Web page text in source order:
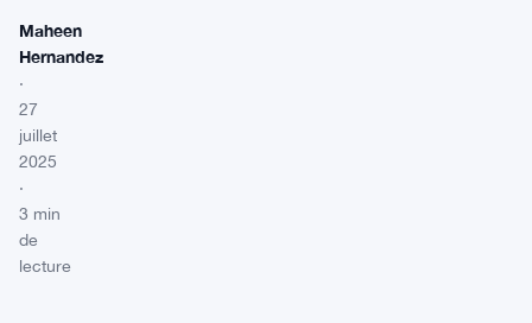
Maheen
Hernandez
·
27
juillet
2025
·
3 min
de
lecture